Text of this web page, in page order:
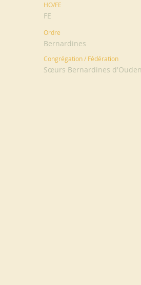
HO/FE
FE
Ordre
Bernardines
Congrégation / Fédération
Sœurs Bernardines